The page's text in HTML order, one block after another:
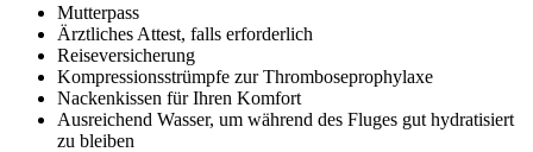
Mutterpass
Ärztliches Attest, falls erforderlich
Reiseversicherung
Kompressionsstrümpfe zur Thromboseprophylaxe
Nackenkissen für Ihren Komfort
Ausreichend Wasser, um während des Fluges gut hydratisiert
zu bleiben